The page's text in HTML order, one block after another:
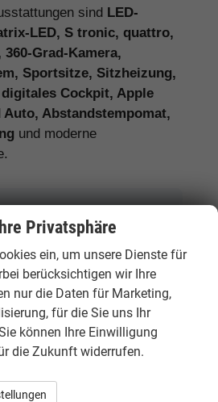
sind LED-
LED, S tronic, quattro,
Grad-Kamera,
Sportsitze, Sitzheizung,
Cockpit, Apple
Auto, Abstandstempomat,
und moderne
Sie bei Audi EU-
nur den Kaufpreis,
Lieferzeit,
und mögliche
Privatsphäre
ein, um unsere Dienste für
berücksichtigen wir Ihre
nur die Daten für Marketing,
für die Sie uns Ihr
können Ihre Einwilligung
die Zukunft widerrufen.